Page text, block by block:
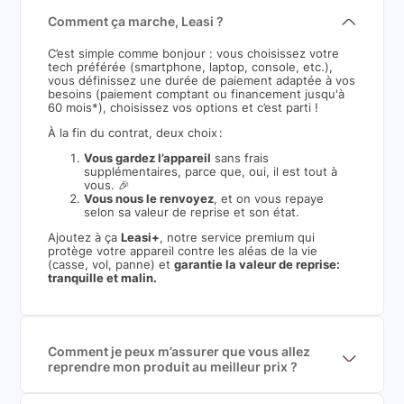
Comment ça marche, Leasi ?
C’est simple comme bonjour : vous choisissez votre
tech préférée (smartphone, laptop, console, etc.),
vous définissez une durée de paiement adaptée à vos
besoins (paiement comptant ou financement jusqu'à
60 mois*), choisissez vos options et c’est parti !
À la fin du contrat, deux choix :
Vous gardez l’appareil sans frais
supplémentaires, parce que, oui, il est tout à
vous. 🎉
Vous nous le renvoyez, et on vous repaye
selon sa valeur de reprise et son état.
Ajoutez à ça Leasi+, notre service premium qui
protège votre appareil contre les aléas de la vie
(casse, vol, panne) etgarantie la valeur de reprise:
tranquille et malin.
Comment je peux m’assurer que vous allez
reprendre mon produit au meilleur prix ?